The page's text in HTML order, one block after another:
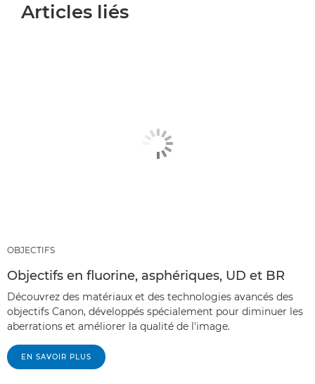
Articles liés
OBJECTIFS
Objectifs en fluorine, asphériques, UD et BR
Découvrez des matériaux et des technologies avancés des
objectifs Canon, développés spécialement pour diminuer les
aberrations et améliorer la qualité de l'image.
EN SAVOIR PLUS